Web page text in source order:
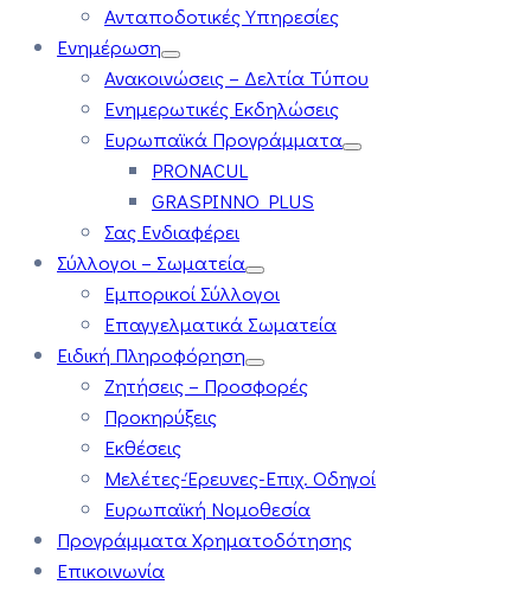
Ανταποδοτικές Υπηρεσίες
Ενημέρωση
Ανακοινώσεις – Δελτία Τύπου
Ενημερωτικές Εκδηλώσεις
Ευρωπαϊκά Προγράμματα
PRONACUL
GRASPINNO PLUS
Σας Ενδιαφέρει
Σύλλογοι – Σωματεία
Εμπορικοί Σύλλογοι
Επαγγελματικά Σωματεία
Ειδική Πληροφόρηση
Ζητήσεις – Προσφορές
Προκηρύξεις
Εκθέσεις
Μελέτες-Έρευνες-Επιχ. Οδηγοί
Ευρωπαϊκή Νομοθεσία
Προγράμματα Χρηματοδότησης
Επικοινωνία